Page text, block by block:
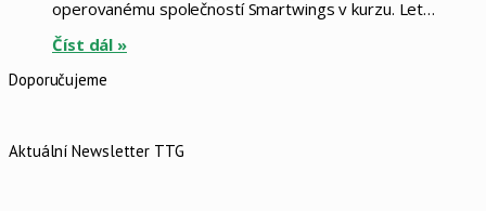
operovanému společností Smartwings v kurzu. Let…
Číst dál »
Doporučujeme
Aktuální Newsletter TTG